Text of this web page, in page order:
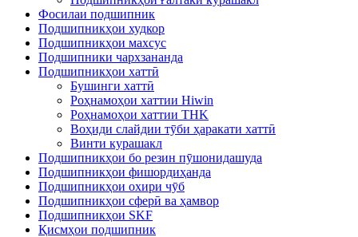
Фосилаи подшипник
Подшипникҳои худкор
Подшипникҳои махсус
Подшипники чархзананда
Подшипникҳои хаттӣ
Бушинги хаттӣ
Роҳнамоҳои хаттии Hiwin
Роҳнамоҳои хаттии THK
Воҳиди слайдии тӯби ҳаракати хаттӣ
Винти курашакл
Подшипникҳои бо резин пӯшонидашуда
Подшипникҳои фишордиҳанда
Подшипникҳои охири чӯб
Подшипникҳои сферӣ ва ҳамвор
Подшипникҳои SKF
Қисмҳои подшипник